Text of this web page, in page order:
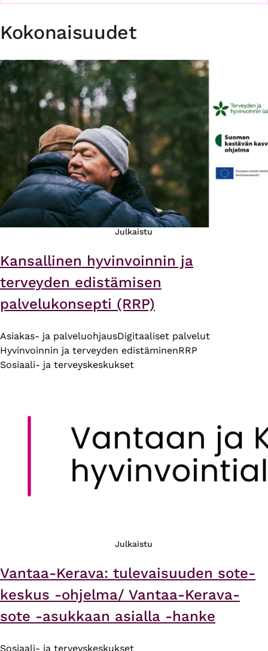
Kokonaisuudet
Julkaistu
Kansallinen hyvinvoinnin ja
terveyden edistämisen
palvelukonsepti (RRP)
Asiakas- ja palveluohjausDigitaaliset palvelut
Hyvinvoinnin ja terveyden edistäminenRRP
Sosiaali- ja terveyskeskukset
Julkaistu
Vantaa-Kerava: tulevaisuuden sote-
keskus -ohjelma/ Vantaa-Kerava-
sote -asukkaan asialla -hanke
Sosiaali- ja terveyskeskukset